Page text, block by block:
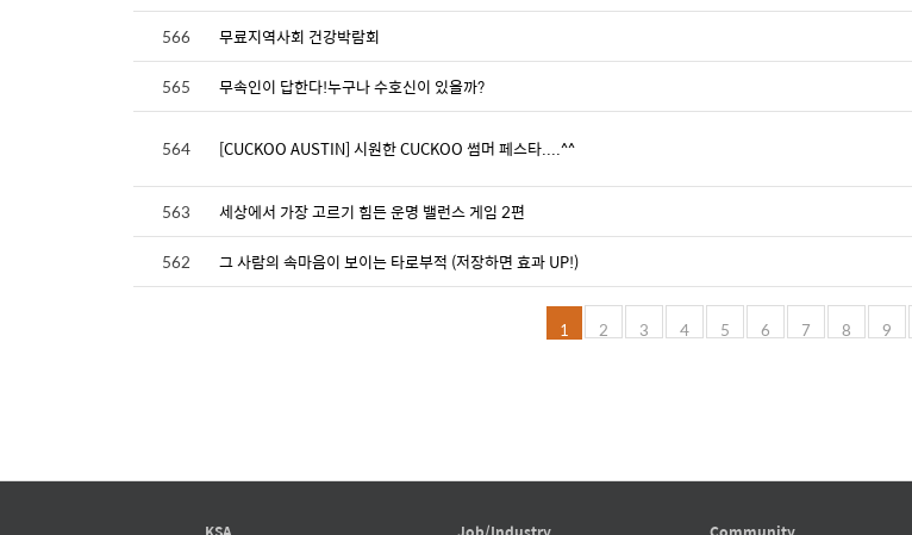
566 무료지역사회 건강박람회
565
무속인이 답한다!누구나 수호신이 있을까?
564 [CUCKOO AUSTIN] 시원한 CUCKOO 썸머 페스타....^^
563 세상에서 가장 고르기 힘든 운명 밸런스 게임 2편
562
그 사람의 속마음이 보이는 타로부적 (저장하면 효과 UP!)
1 2 3 4 5 6 7 8 9